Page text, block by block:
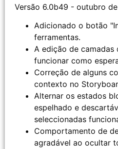
Versão 6.0b49 - outubro
Adicionado o botão
ferramentas.
A edição de
funcionar como
Correção de alguns
contexto no
Alternar os estados
espelhado e
seleccionadas
Comportamento de
agradável ao ocultar